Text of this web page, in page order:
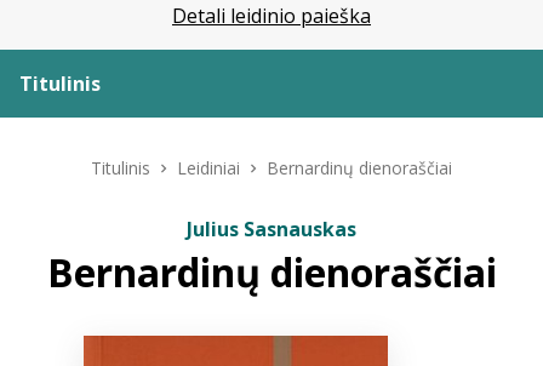
Detali leidinio paieška
Titulinis
ELVIS atvyksta
Titulinis Leidiniai Bernardinų dienoraščiai
Julius Sasnauskas
Bernardinų dienoraščiai